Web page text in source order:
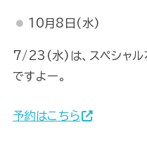
10月8日(水)
7/23(水)は、スペシャル
ですよー。
予約はこちら